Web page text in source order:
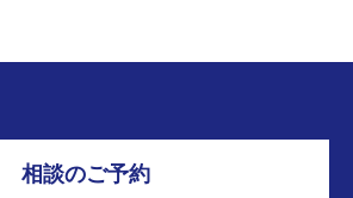
相談のご予約